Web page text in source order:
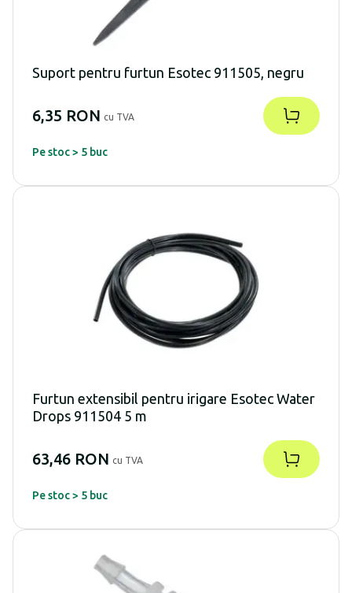
Suport pentru furtun Esotec 911505, negru
6,35 RON cu TVA
Pe stoc > 5 buc
Furtun extensibil pentru irigare Esotec Water
Drops 911504 5 m
63,46 RON cu TVA
Pe stoc > 5 buc